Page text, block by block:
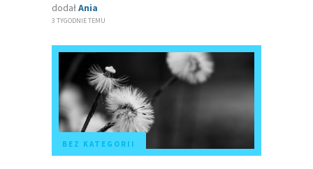
dodałAnia
3 TYGODNIE TEMU
BEZ KATEGORII